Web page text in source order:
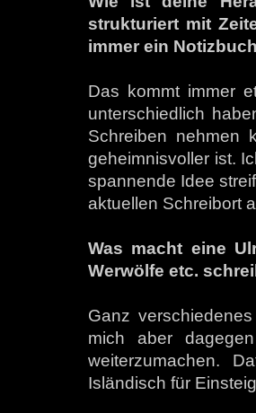
strukturiert mit
immer ein
Das kommt immer
unterschiedlich
Schreiben nehmen
geheimnisvoller ist.
spannende Idee
aktuellen Schreibort
Was macht eine
Werwölfe etc.
Ganz
mich aber
weiterzumachen.
Isländisch für